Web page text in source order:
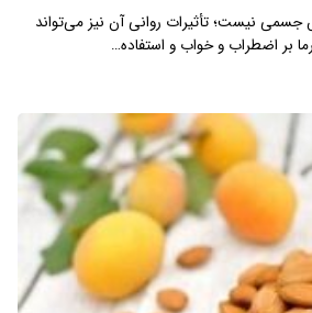
نیست؛ تأثیرات روانی آن نیز می‌تواند
بر اضطراب و خواب و استفاده…